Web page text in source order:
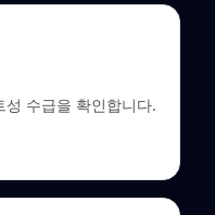
수급을 확인합니다.